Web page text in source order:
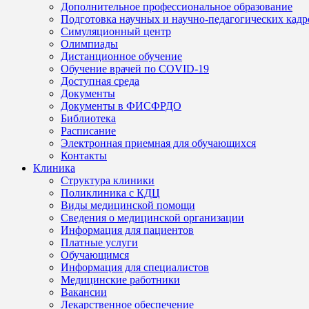
Дополнительное профессиональное образование
Подготовка научных и научно-педагогических
Симуляционный центр
Олимпиады
Дистанционное обучение
Обучение врачей по COVID-19
Доступная среда
Документы
Документы в ФИСФРДО
Библиотека
Расписание
Электронная приемная для обучающихся
Контакты
Клиника
Структура клиники
Поликлиника с КДЦ
Виды медицинской помощи
Сведения о медицинской организации
Информация для пациентов
Платные услуги
Обучающимся
Информация для специалистов
Медицинские работники
Вакансии
Лекарственное обеспечение